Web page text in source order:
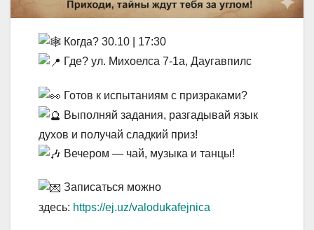
Когда? 30.10 | 17:30
Где? ул. Михоелса 7-1а, Даугавпилс
Готов к испытаниям с призраками?
Выполняй задания, разгадывай язык
духов и получай сладкий приз!
Вечером — чай, музыка и танцы!
Записаться можно
здесь: https://ej.uz/valodukafejnica